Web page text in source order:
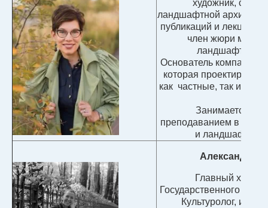
художник,
ландшафтной
публикаций и
член жюри
ландшафтных
Основатель компании
которая проектирует и
как частные, так и
Занимается
преподаванием в
и
Александра
Главный
Государственного
Культуролог,